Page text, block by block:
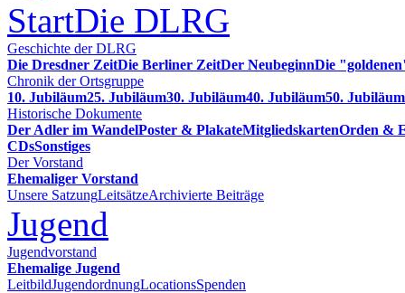
StartDie DLRG
Geschichte der DLRG
Die Dresdner ZeitDie Berliner ZeitDer NeubeginnDie
Chronik der Ortsgruppe
10. Jubiläum25. Jubiläum30. Jubiläum40. Jubiläum50. Jubiläum
Historische Dokumente
Der Adler im WandelPoster & PlakateMitgliedskartenOrden &
CDsSonstiges
Der Vorstand
Ehemaliger Vorstand
Unsere SatzungLeitsätzeArchivierte Beiträge
Jugend
Jugendvorstand
Ehemalige Jugend
LeitbildJugendordnungLocationsSpenden